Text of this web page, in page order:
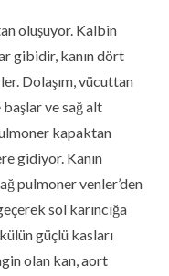
oluşuyor. Kalbin
gibidir, kanın dört
Dolaşım, vücuttan
başlar ve sağ alt
kapaktan
gidiyor. Kanın
pulmoner venler’den
sol karıncığa
güçlü kasları
olan kan, aort